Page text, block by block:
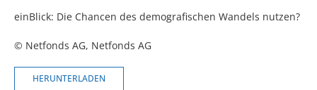
einBlick: Die Chancen des demografischen Wandels nutzen?
© Netfonds AG, Netfonds AG
HERUNTERLADEN